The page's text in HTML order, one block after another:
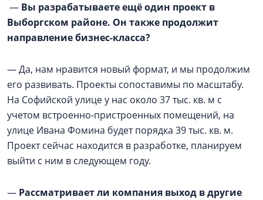
— Вы разрабатываете ещё один проект в
Выборгском районе. Он также продолжит
направление бизнес-класса?
— Да, нам нравится новый формат, и мы продолжим
его развивать. Проекты сопоставимы по масштабу.
На Софийской улице у нас около 37 тыс. кв. м с
учетом встроенно-пристроенных помещений, на
улице Ивана Фомина будет порядка 39 тыс. кв. м.
Проект сейчас находится в разработке, планируем
выйти с ним в следующем году.
— Рассматривает ли компания выход в другие